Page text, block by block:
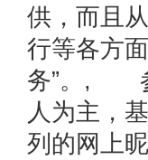
供，而且
行等各方
务”。, 参
人为主，
列的网上